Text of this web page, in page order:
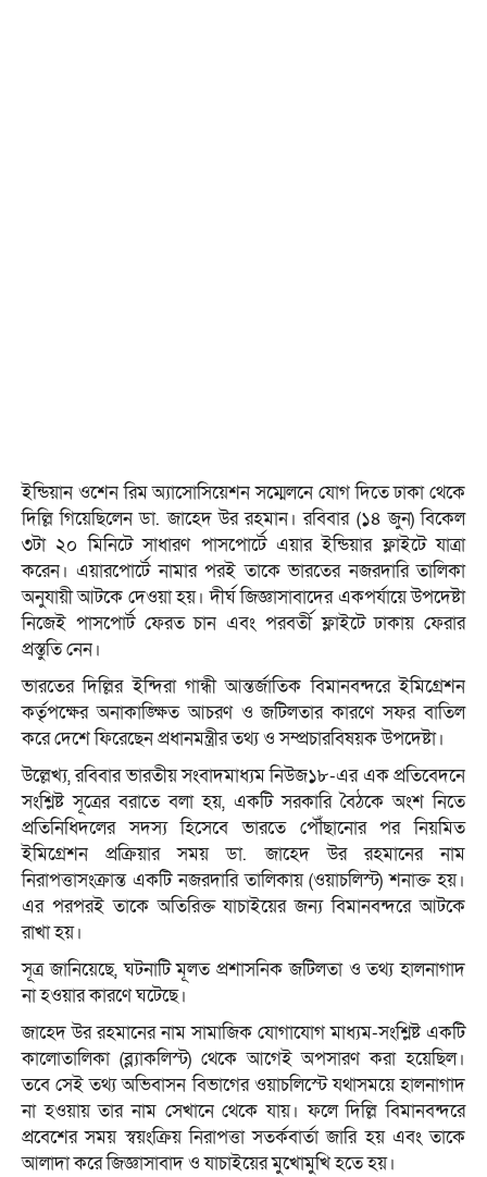
ইন্ডিয়ান ওশেন রিম অ্যাসোসিয়েশন সম্মেলনে যোগ দিতে ঢাকা থেকে
দিল্লি গিয়েছিলেন ডা. জাহেদ উর রহমান। রবিবার (১৪ জুন) বিকেল
৩টা ২০ মিনিটে সাধারণ পাসপোর্টে এয়ার ইন্ডিয়ার ফ্লাইটে যাত্রা
করেন। এয়ারপোর্টে নামার পরই তাকে ভারতের নজরদারি তালিকা
অনুযায়ী আটকে দেওয়া হয়। দীর্ঘ জিজ্ঞাসাবাদের একপর্যায়ে উপদেষ্টা
নিজেই পাসপোর্ট ফেরত চান এবং পরবর্তী ফ্লাইটে ঢাকায় ফেরার
প্রস্তুতি নেন।
ভারতের দিল্লির ইন্দিরা গান্ধী আন্তর্জাতিক বিমানবন্দরে ইমিগ্রেশন
কর্তৃপক্ষের অনাকাঙ্ক্ষিত আচরণ ও জটিলতার কারণে সফর বাতিল
করে দেশে ফিরেছেন প্রধানমন্ত্রীর তথ্য ও সম্প্রচারবিষয়ক উপদেষ্টা।
উল্লেখ্য, রবিবার ভারতীয় সংবাদমাধ্যম নিউজ১৮-এর এক প্রতিবেদনে
সংশ্লিষ্ট সূত্রের বরাতে বলা হয়, একটি সরকারি বৈঠকে অংশ নিতে
প্রতিনিধিদলের সদস্য হিসেবে ভারতে পৌঁছানোর পর নিয়মিত
ইমিগ্রেশন প্রক্রিয়ার সময় ডা. জাহেদ উর রহমানের নাম
নিরাপত্তাসংক্রান্ত একটি নজরদারি তালিকায় (ওয়াচলিস্ট) শনাক্ত হয়।
এর পরপরই তাকে অতিরিক্ত যাচাইয়ের জন্য বিমানবন্দরে আটকে
রাখা হয়।
সূত্র জানিয়েছে, ঘটনাটি মূলত প্রশাসনিক জটিলতা ও তথ্য হালনাগাদ
না হওয়ার কারণে ঘটেছে।
জাহেদ উর রহমানের নাম সামাজিক যোগাযোগ মাধ্যম-সংশ্লিষ্ট একটি
কালোতালিকা (ব্ল্যাকলিস্ট) থেকে আগেই অপসারণ করা হয়েছিল।
তবে সেই তথ্য অভিবাসন বিভাগের ওয়াচলিস্টে যথাসময়ে হালনাগাদ
না হওয়ায় তার নাম সেখানে থেকে যায়। ফলে দিল্লি বিমানবন্দরে
প্রবেশের সময় স্বয়ংক্রিয় নিরাপত্তা সতর্কবার্তা জারি হয় এবং তাকে
আলাদা করে জিজ্ঞাসাবাদ ও যাচাইয়ের মুখোমুখি হতে হয়।